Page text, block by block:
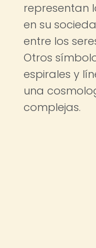
representan
en su
entre los
Otros
espirales y
una
complejas.